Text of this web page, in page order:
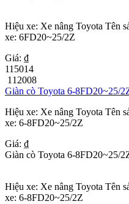
Hiệu xe: Xe nâng Toyota Tên
xe: 6FD20~25/2Z
Giá: ₫
115014
112008
Giàn cò Toyota 6-8FD20~25/
Hiệu xe: Xe nâng Toyota Tên
xe: 6-8FD20~25/2Z
Giá: ₫
Giàn cò Toyota 6-8FD20~25/
Hiệu xe: Xe nâng Toyota Tên
xe: 6-8FD20~25/2Z